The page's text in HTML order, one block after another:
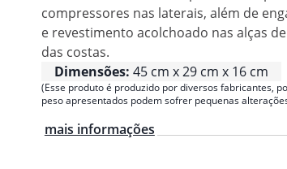
compressores nas laterais, além de
e revestimento acolchoado nas alças
das costas.
Dimensões: 45 cm x 29 cm x 16 cm
(Esse produto é produzido por diversos fabricantes,
peso apresentados podem sofrer pequenas
mais informações